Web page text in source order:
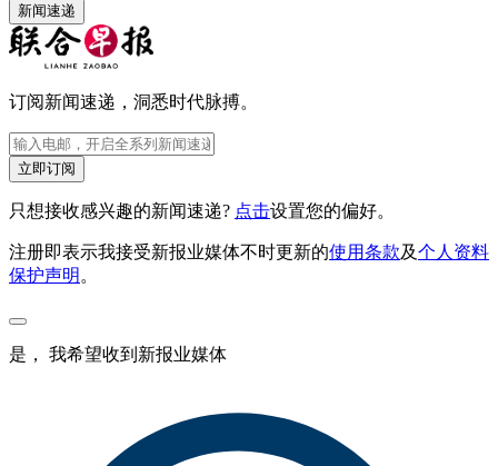
新闻速递
订阅新闻速递，洞悉时代脉搏。
立即订阅
只想接收感兴趣的新闻速递? 点击设置您的偏好。
注册即表示我接受新报业媒体不时更新的使用条款及个人资料
保护声明。
是， 我希望收到新报业媒体